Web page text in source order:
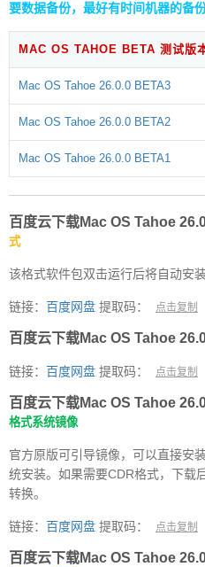
要数据备份，最好有时间机器的备
MAC OS TAHOE BETA 测试版
Mac OS Tahoe 26.0.0 BETA3
Mac OS Tahoe 26.0.0 BETA2
Mac OS Tahoe 26.0.0 BETA1
百度云下载Mac OS Tahoe
式
该格式软件包双击运行后将自动安
链接： 百度网盘 提取码： 点击复制
百度云下载Mac OS Tahoe
链接： 百度网盘 提取码： 点击复制
百度云下载Mac OS Tahoe
格式系统镜像
官方原版可引导镜像，可以直接安
统安装。如果需要CDR格式，下载
转换。
链接： 百度网盘 提取码： 点击复制
百度云下载Mac OS Tahoe